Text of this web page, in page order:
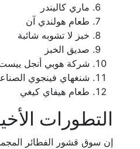
ماري كاليندر
طعام هولندي آن
خبز لا تشوبه شائبة
صديق الخبز
شركة هوبي أنجل ييست
شنغهاي فينجوي
طعام هيفاي كيغي
التطورات
إن سوق قشور الفطائر